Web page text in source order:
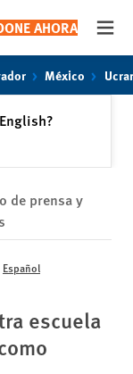
AHORA
México
de prensa y
Español
escuela